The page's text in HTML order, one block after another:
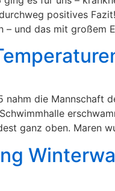
positives
– und das mit
nahm die Mannschaft
ganz oben. Maren